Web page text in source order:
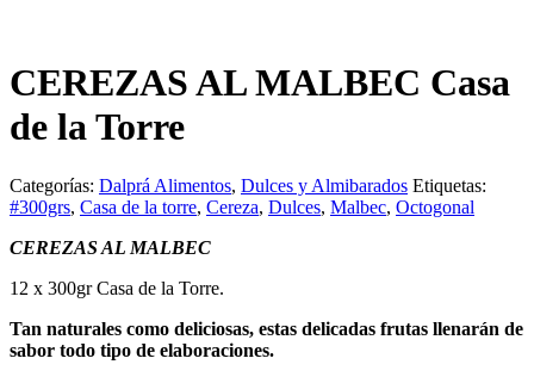
CEREZAS AL MALBEC Casa
de la Torre
Categorías: Dalprá Alimentos, Dulces y Almibarados Etiquetas:
#300grs, Casa de la torre, Cereza, Dulces, Malbec, Octogonal
CEREZAS AL MALBEC
12 x 300gr Casa de la Torre.
Tan naturales como deliciosas, estas delicadas frutas llenarán de
sabor todo tipo de elaboraciones.